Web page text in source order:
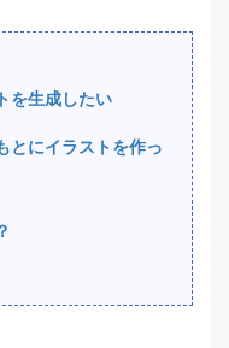
を生成したい
とにイラストを作っ